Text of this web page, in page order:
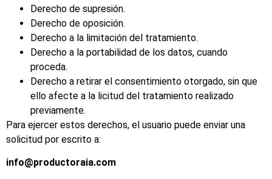
Derecho de supresión.
Derecho de oposición.
Derecho a la limitación del tratamiento.
Derecho a la portabilidad de los datos, cuando
proceda.
Derecho a retirar el consentimiento otorgado, sin que
ello afecte a la licitud del tratamiento realizado
previamente.
Para ejercer estos derechos, el usuario puede enviar una
solicitud por escrito a:
info@productoraia.com